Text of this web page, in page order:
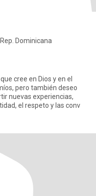
Dominicana
cree en Dios y en el
pero también deseo
nuevas experiencias,
el respeto y las conv